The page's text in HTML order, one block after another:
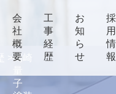
会
社
概
要
工
事
経
歴
お
知
ら
せ
高崎
子